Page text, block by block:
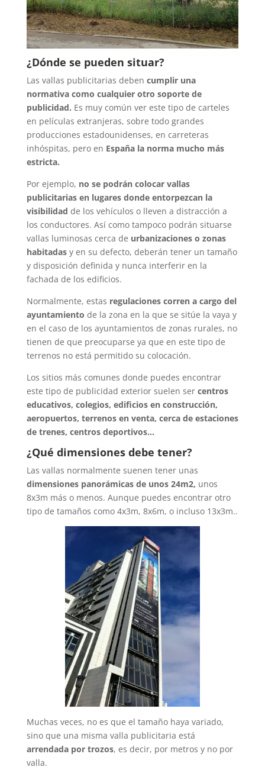
¿Dónde se pueden situar?
Las vallas publicitarias deben cumplir una
normativa como cualquier otro soporte de
publicidad. Es muy común ver este tipo de carteles
en películas extranjeras, sobre todo grandes
producciones estadounidenses, en carreteras
inhóspitas, pero en España la norma mucho más
estricta.
Por ejemplo, no se podrán colocar vallas
publicitarias en lugares donde entorpezcan la
visibilidad de los vehículos o lleven a distracción a
los conductores. Así como tampoco podrán situarse
vallas luminosas cerca de urbanizaciones o zonas
habitadasy en su defecto, deberán tener un tamaño
y disposición definida y nunca interferir en la
fachada de los edificios.
Normalmente, estas regulaciones corren a cargo del
ayuntamiento de la zona en la que se sitúe la vaya y
en el caso de los ayuntamientos de zonas rurales, no
tienen de que preocuparse ya que en este tipo de
terrenos no está permitido su colocación.
Los sitios más comunes donde puedes encontrar
este tipo de publicidad exterior suelen ser centros
educativos, colegios, edificios en construcción,
aeropuertos, terrenos en venta, cerca de estaciones
de trenes, centros deportivos…
¿Qué dimensiones debe tener?
Las vallas normalmente suenen tener unas
dimensiones panorámicas de unos 24m2, unos
8x3m más o menos. Aunque puedes encontrar otro
tipo de tamaños como 4x3m, 8x6m, o incluso 13x3m..
Muchas veces, no es que el tamaño haya variado,
sino que una misma valla publicitaria está
arrendada por trozos, es decir, por metros y no por
valla.